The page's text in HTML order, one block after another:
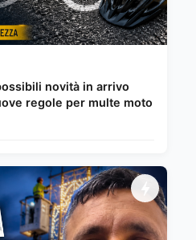
novità in arrivo
regole per multe moto